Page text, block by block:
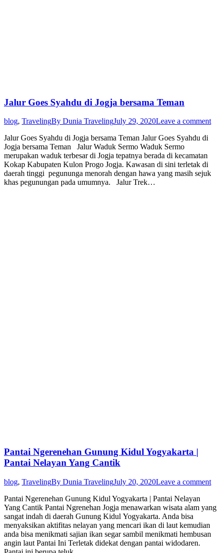
Jalur Goes Syahdu di Jogja bersama Teman
blog, TravelingBy Dunia TravelingJuly 29, 2020Leave a comment
Jalur Goes Syahdu di Jogja bersama Teman Jalur Goes Syahdu di
Jogja bersama Teman Jalur Waduk Sermo Waduk Sermo
merupakan waduk terbesar di Jogja tepatnya berada di kecamatan
Kokap Kabupaten Kulon Progo Jogja. Kawasan di sini terletak di
daerah tinggi pegununga menorah dengan hawa yang masih sejuk
khas pegunungan pada umumnya. Jalur Trek…
Pantai Ngerenehan Gunung Kidul Yogyakarta |
Pantai Nelayan Yang Cantik
blog, TravelingBy Dunia TravelingJuly 20, 2020Leave a comment
Pantai Ngerenehan Gunung Kidul Yogyakarta | Pantai Nelayan
Yang Cantik Pantai Ngrenehan Jogja menawarkan wisata alam yang
sangat indah di daerah Gunung Kidul Yogyakarta. Anda bisa
menyaksikan aktifitas nelayan yang mencari ikan di laut kemudian
anda bisa menikmati sajian ikan segar sambil menikmati hembusan
angin laut Pantai Ini Terletak didekat dengan pantai widodaren.